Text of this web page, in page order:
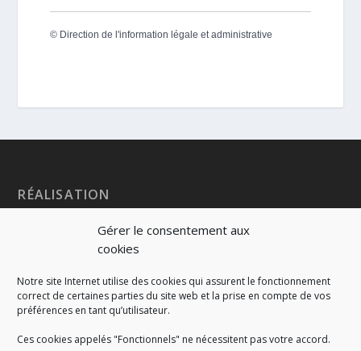
Gérer le consentement aux
cookies
Notre site Internet utilise des cookies qui assurent le fonctionnement
correct de certaines parties du site web et la prise en compte de vos
préférences en tant qu’utilisateur.
Ces cookies appelés "Fonctionnels" ne nécessitent pas votre accord.
© Direction de l'information légale et administrative
RÉALISATION